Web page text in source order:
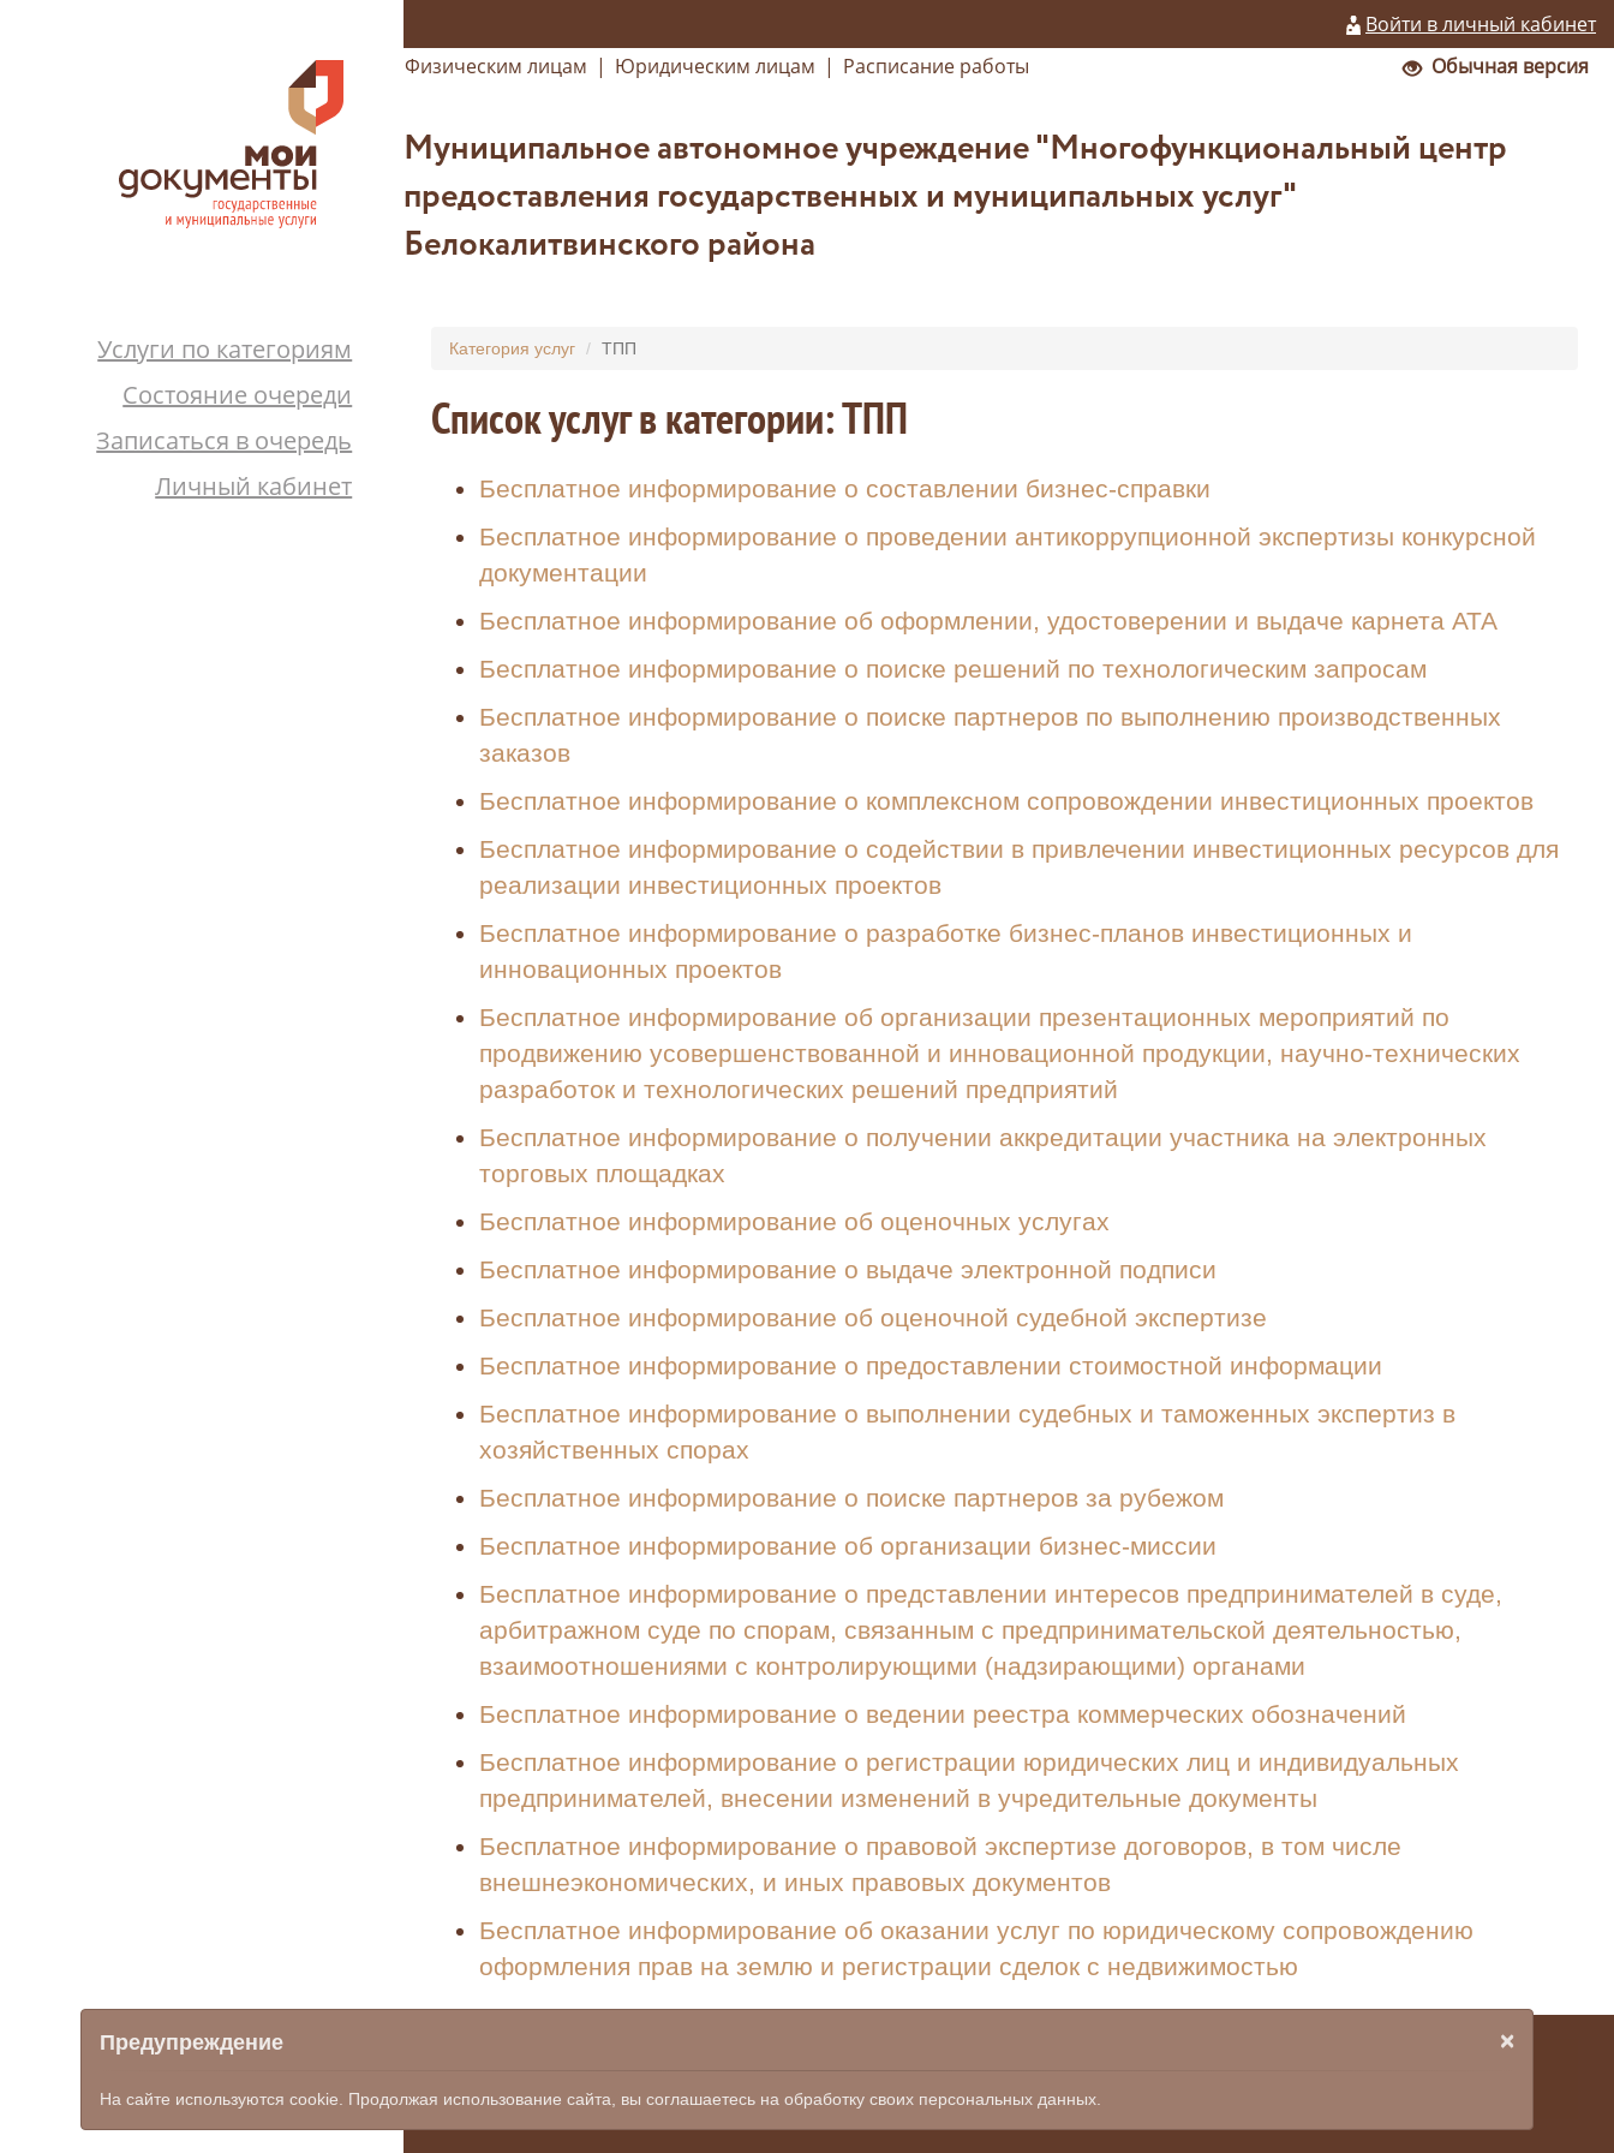
Войти в личный кабинет
Физическим лицам | Юридическим лицам | Расписание работы Обычная версия
Муниципальное автономное учреждение "Многофункциональный центр
предоставления государственных и муниципальных услуг"
Белокалитвинского района
Услуги по категориям
Состояние очереди
Записаться в очередь
Личный кабинет
Категория услуг ТПП
Список услуг в категории: ТПП
Бесплатное информирование о составлении бизнес-справки
Бесплатное информирование о проведении антикоррупционной экспертизы конкурсной
документации
Бесплатное информирование об оформлении, удостоверении и выдаче карнета АТА
Бесплатное информирование о поиске решений по технологическим запросам
Бесплатное информирование о поиске партнеров по выполнению производственных
заказов
Бесплатное информирование о комплексном сопровождении инвестиционных проектов
Бесплатное информирование о содействии в привлечении инвестиционных ресурсов для
реализации инвестиционных проектов
Бесплатное информирование о разработке бизнес-планов инвестиционных и
инновационных проектов
Бесплатное информирование об организации презентационных мероприятий по
продвижению усовершенствованной и инновационной продукции, научно-технических
разработок и технологических решений предприятий
Бесплатное информирование о получении аккредитации участника на электронных
торговых площадках
Бесплатное информирование об оценочных услугах
Бесплатное информирование о выдаче электронной подписи
Бесплатное информирование об оценочной судебной экспертизе
Бесплатное информирование о предоставлении стоимостной информации
Бесплатное информирование о выполнении судебных и таможенных экспертиз в
хозяйственных спорах
Бесплатное информирование о поиске партнеров за рубежом
Бесплатное информирование об организации бизнес-миссии
Бесплатное информирование о представлении интересов предпринимателей в суде,
арбитражном суде по спорам, связанным с предпринимательской деятельностью,
взаимоотношениями с контролирующими (надзирающими) органами
Бесплатное информирование о ведении реестра коммерческих обозначений
Бесплатное информирование о регистрации юридических лиц и индивидуальных
предпринимателей, внесении изменений в учредительные документы
Бесплатное информирование о правовой экспертизе договоров, в том числе
внешнеэкономических, и иных правовых документов
Бесплатное информирование об оказании услуг по юридическому сопровождению
оформления прав на землю и регистрации сделок с недвижимостью
8 (86383) 2-01-78, единый номер 122 (доб.7)
×
Предупреждение
На сайте используются cookie. Продолжая использование сайта, вы соглашаетесь на обработку своих персональных данных.